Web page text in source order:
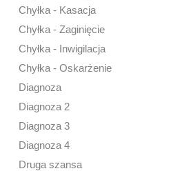
Chyłka - Kasacja
Chyłka - Zaginięcie
Chyłka - Inwigilacja
Chyłka - Oskarżenie
Diagnoza
Diagnoza 2
Diagnoza 3
Diagnoza 4
Druga szansa